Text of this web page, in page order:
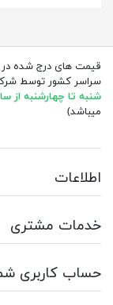
قیمت های درج شده در
سراسر کشور توسط
شنبه تا چهارشنبه از ساعت 9
میباشد)
اطلاعات
خدمات مشتری
حساب کاربری